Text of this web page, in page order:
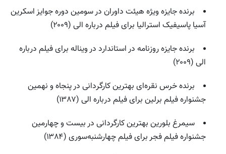
برنده جایزه ویژه هیئت داوران در سومین دوره جوایز اسکرین
آسیا پاسیفیک استرالیا برای فیلم درباره الی (۲۰۰۹)
برنده جایزه روزنامه در استاندارد در ویناله برای فیلم درباره
الی (۲۰۰۹)
برنده خرس نقره‌ای بهترین کارگردانی در پنجاه و نهمین
جشنواره فیلم برلین برای فیلم درباره الی (۱۳۸۷)
سیمرغ بلورین بهترین کارگردانی در بیست و چهارمین
جشنواره فیلم فجر برای فیلم چهارشنبه‌سوری (۱۳۸۴)